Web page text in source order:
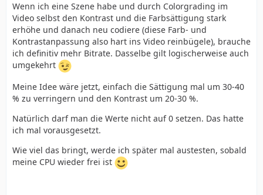
Wenn ich eine Szene habe und durch Colorgrading im
Video selbst den Kontrast und die Farbsättigung stark
erhöhe und danach neu codiere (diese Farb- und
Kontrastanpassung also hart ins Video reinbügele), brauche
ich definitiv mehr Bitrate. Dasselbe gilt logischerweise auch
umgekehrt
Meine Idee wäre jetzt, einfach die Sättigung mal um 30-40
% zu verringern und den Kontrast um 20-30 %.
Natürlich darf man die Werte nicht auf 0 setzen. Das hatte
ich mal vorausgesetzt.
Wie viel das bringt, werde ich später mal austesten, sobald
meine CPU wieder frei ist